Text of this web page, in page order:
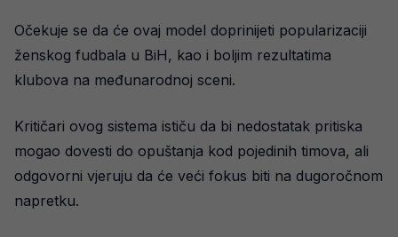
Očekuje se da će ovaj model doprinijeti popularizaciji
ženskog fudbala u BiH, kao i boljim rezultatima
klubova na međunarodnoj sceni.
Kritičari ovog sistema ističu da bi nedostatak pritiska
mogao dovesti do opuštanja kod pojedinih timova, ali
odgovorni vjeruju da će veći fokus biti na dugoročnom
napretku.